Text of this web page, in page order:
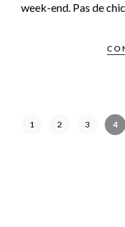
week-end. Pas de
1 2 3 4